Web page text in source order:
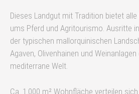
Dieses Landgut mit Tradition bietet
ums Pferd und Agritourismo. Ausritte
der typischen mallorquinischen
Agaven, Olivenhainen und
mediterrane Welt.
Ca. 1.000 m² Wohnfläche verteilen